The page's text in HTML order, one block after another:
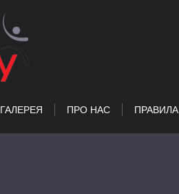
ГАЛЕРЕЯ ПРО НАС ПРАВИЛА